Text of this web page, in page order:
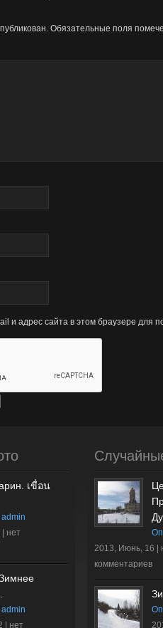
Обязательные поля
и адрес сайта в этом браузере для
เขื่อน
admin
нет
admin
| нет
2013, Июнь, 16 |
комментариев